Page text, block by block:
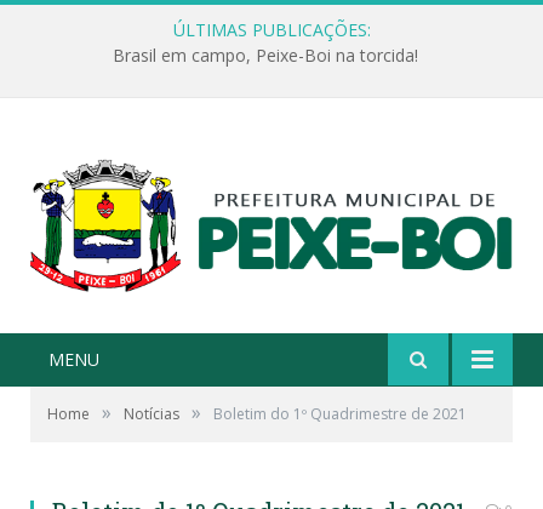
ÚLTIMAS PUBLICAÇÕES:
Brasil em campo, Peixe-Boi na torcida!
MENU
Home » Notícias » Boletim do 1º Quadrimestre de 2021